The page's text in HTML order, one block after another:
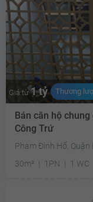
Giá từ1 tỷ Thương
Bán căn hộ
Công Trứ
Phạm Đình Hổ, Quận
30m²
1PN 1 WC